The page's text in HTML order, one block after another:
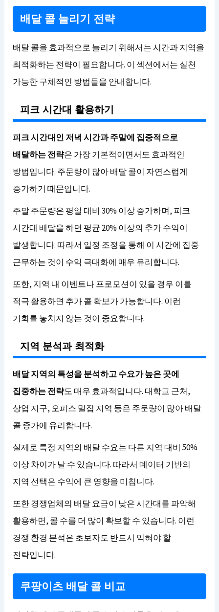
배달 콜 늘리기 전략
배달 콜을 효과적으로 늘리기 위해서는 시간과 지역을
최적화하는 전략이 필요합니다. 이 섹션에서는 실천
가능한 구체적인 방법들을 안내합니다.
피크 시간대 활용하기
피크 시간대인 저녁 시간과 주말에 집중적으로
배달하는 전략은 가장 기본적이면서도 효과적인
방법입니다. 주문량이 많아 배달 콜이 자연스럽게
증가하기 때문입니다.
주말 주문량은 평일 대비 30% 이상 증가하며, 피크
시간대 배달을 하면 평균 20% 이상의 추가 수익이
발생합니다. 따라서 일정 조정을 통해 이 시간에 집중
근무하는 것이 수익 극대화에 매우 유리합니다.
또한, 지역 내 이벤트나 프로모션이 있을 경우 이를
적극 활용하면 추가 콜 확보가 가능합니다. 이런
기회를 놓치지 않는 것이 중요합니다.
지역 분석과 최적화
배달 지역의 특성을 분석하고 수요가 높은 곳에
집중하는 전략도 매우 효과적입니다. 대학교 근처,
상업 지구, 오피스 밀집 지역 등은 주문량이 많아 배달
콜 증가에 유리합니다.
실제로 특정 지역의 배달 수요는 다른 지역 대비 50%
이상 차이가 날 수 있습니다. 따라서 데이터 기반의
지역 선택은 수익에 큰 영향을 미칩니다.
또한 경쟁업체의 배달 요금이 낮은 시간대를 파악해
활용하면, 콜 수를 더 많이 확보할 수 있습니다. 이런
경쟁 환경 분석은 초보자도 반드시 익혀야 할
전략입니다.
쿠팡이츠 배달 콜 비교